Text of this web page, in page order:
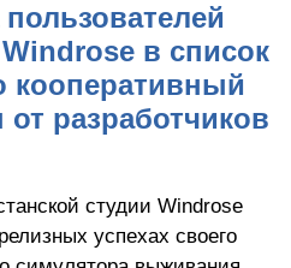
в список
кооперативный
разработчиков
студии Windrose
успехах своего